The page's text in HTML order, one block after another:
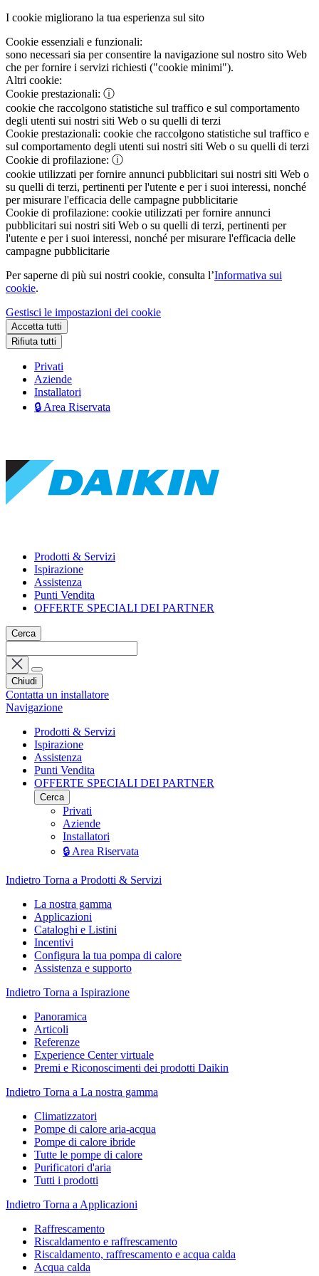
I cookie migliorano la tua esperienza sul sito
Cookie essenziali e funzionali:
sono necessari sia per consentire la navigazione sul nostro sito Web
che per fornire i servizi richiesti ("cookie minimi").
Altri cookie:
Cookie prestazionali: ⓘ
cookie che raccolgono statistiche sul traffico e sul comportamento
degli utenti sui nostri siti Web o su quelli di terzi
Cookie prestazionali: cookie che raccolgono statistiche sul traffico e
sul comportamento degli utenti sui nostri siti Web o su quelli di terzi
Cookie di profilazione: ⓘ
cookie utilizzati per fornire annunci pubblicitari sui nostri siti Web o
su quelli di terzi, pertinenti per l'utente e per i suoi interessi, nonché
per misurare l'efficacia delle campagne pubblicitarie
Cookie di profilazione: cookie utilizzati per fornire annunci
pubblicitari sui nostri siti Web o su quelli di terzi, pertinenti per
l'utente e per i suoi interessi, nonché per misurare l'efficacia delle
campagne pubblicitarie
Per saperne di più sui nostri cookie, consulta l’Informativa sui
cookie.
Gestisci le impostazioni dei cookie
Accetta tutti
Rifiuta tutti
Privati
Aziende
Installatori
🔒 Area Riservata
Prodotti & Servizi
Ispirazione
Assistenza
Punti Vendita
OFFERTE SPECIALI DEI PARTNER
Cerca
Chiudi
Contatta un installatore
Navigazione
Prodotti & Servizi
Ispirazione
Assistenza
Punti Vendita
OFFERTE SPECIALI DEI PARTNER
Cerca
Privati
Aziende
Installatori
🔒 Area Riservata
Indietro Torna a Prodotti & Servizi
La nostra gamma
Applicazioni
Cataloghi e Listini
Incentivi
Configura la tua pompa di calore
Assistenza e supporto
Indietro Torna a Ispirazione
Panoramica
Articoli
Referenze
Experience Center virtuale
Premi e Riconoscimenti dei prodotti Daikin
Indietro Torna a La nostra gamma
Climatizzatori
Pompe di calore aria-acqua
Pompe di calore ibride
Tutte le pompe di calore
Purificatori d'aria
Tutti i prodotti
Indietro Torna a Applicazioni
Raffrescamento
Riscaldamento e raffrescamento
Riscaldamento, raffrescamento e acqua calda
Acqua calda